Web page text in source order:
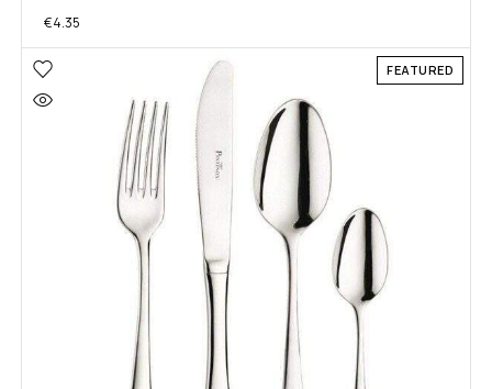
€4.35
FEATURED